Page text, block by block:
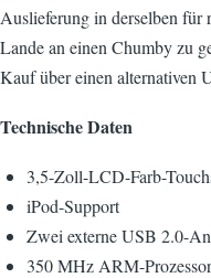
Auslieferung in derselben für
Lande an einen Chumby zu
Kauf über einen alternativen
Technische Daten
3,5-Zoll-LCD-Farb-
iPod-Support
Zwei externe USB 2.0-
350 MHz ARM-Prozessor